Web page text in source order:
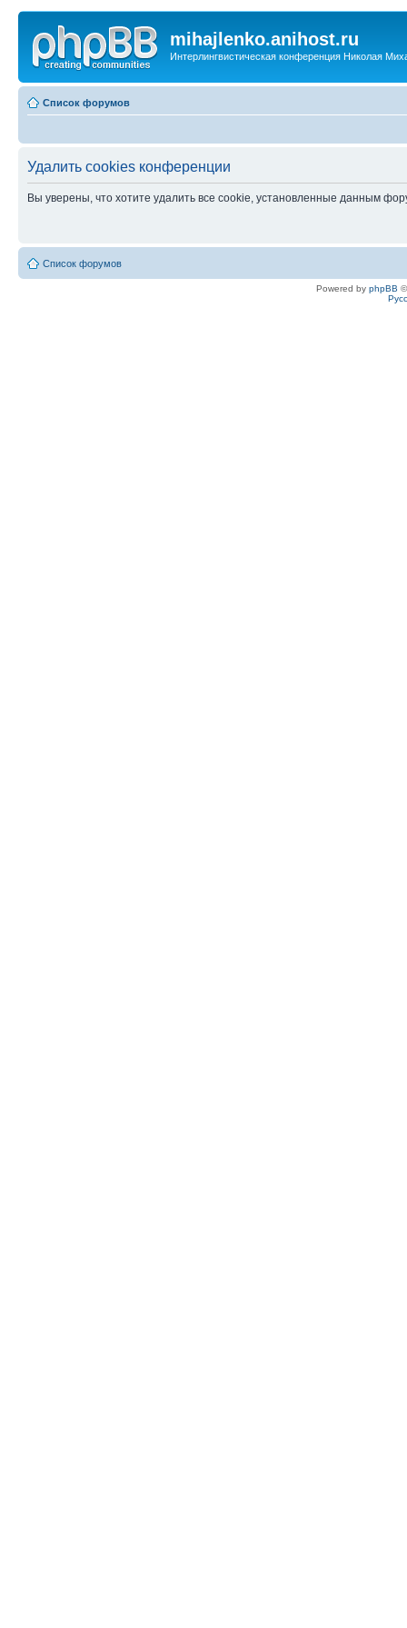
mihajlenko.anihost.ru
Интерлингвистическая конференция Николая
Список форумов
Удалить cookies конференции
Вы уверены, что хотите удалить все cookie, установленные данным
Список форумов
Powered by phpBB